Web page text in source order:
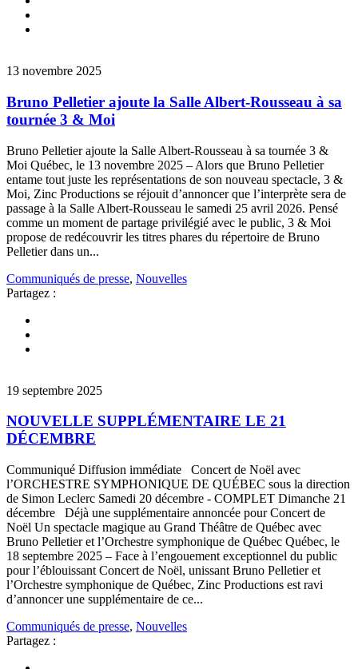
13 novembre 2025
Bruno Pelletier ajoute la Salle Albert-Rousseau à sa
tournée 3 & Moi
Bruno Pelletier ajoute la Salle Albert-Rousseau à sa tournée 3 &
Moi Québec, le 13 novembre 2025 – Alors que Bruno Pelletier
entame tout juste les représentations de son nouveau spectacle, 3 &
Moi, Zinc Productions se réjouit d’annoncer que l’interprète sera de
passage à la Salle Albert-Rousseau le samedi 25 avril 2026. Pensé
comme un moment de partage privilégié avec le public, 3 & Moi
propose de redécouvrir les titres phares du répertoire de Bruno
Pelletier dans un...
Communiqués de presse, Nouvelles
Partagez :
19 septembre 2025
NOUVELLE SUPPLÉMENTAIRE LE 21
DÉCEMBRE
Communiqué Diffusion immédiate Concert de Noël avec
l’ORCHESTRE SYMPHONIQUE DE QUÉBEC sous la direction
de Simon Leclerc Samedi 20 décembre - COMPLET Dimanche 21
décembre Déjà une supplémentaire annoncée pour Concert de
Noël Un spectacle magique au Grand Théâtre de Québec avec
Bruno Pelletier et l’Orchestre symphonique de Québec Québec, le
18 septembre 2025 – Face à l’engouement exceptionnel du public
pour l’éblouissant Concert de Noël, unissant Bruno Pelletier et
l’Orchestre symphonique de Québec, Zinc Productions est ravi
d’annoncer une supplémentaire de ce...
Communiqués de presse, Nouvelles
Partagez :